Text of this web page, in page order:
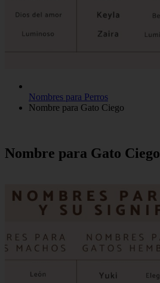
Nombres para Perros
Nombre para Gato Ciego
Nombre para Gato Ciego